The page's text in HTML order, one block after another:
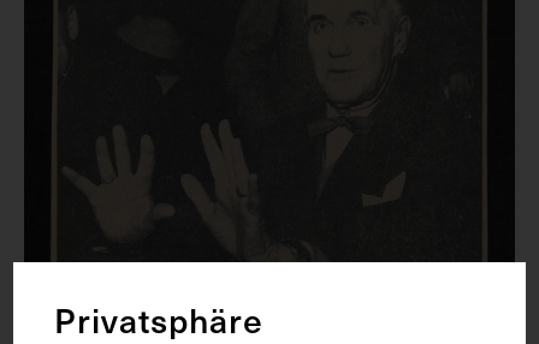
Privatsphäre